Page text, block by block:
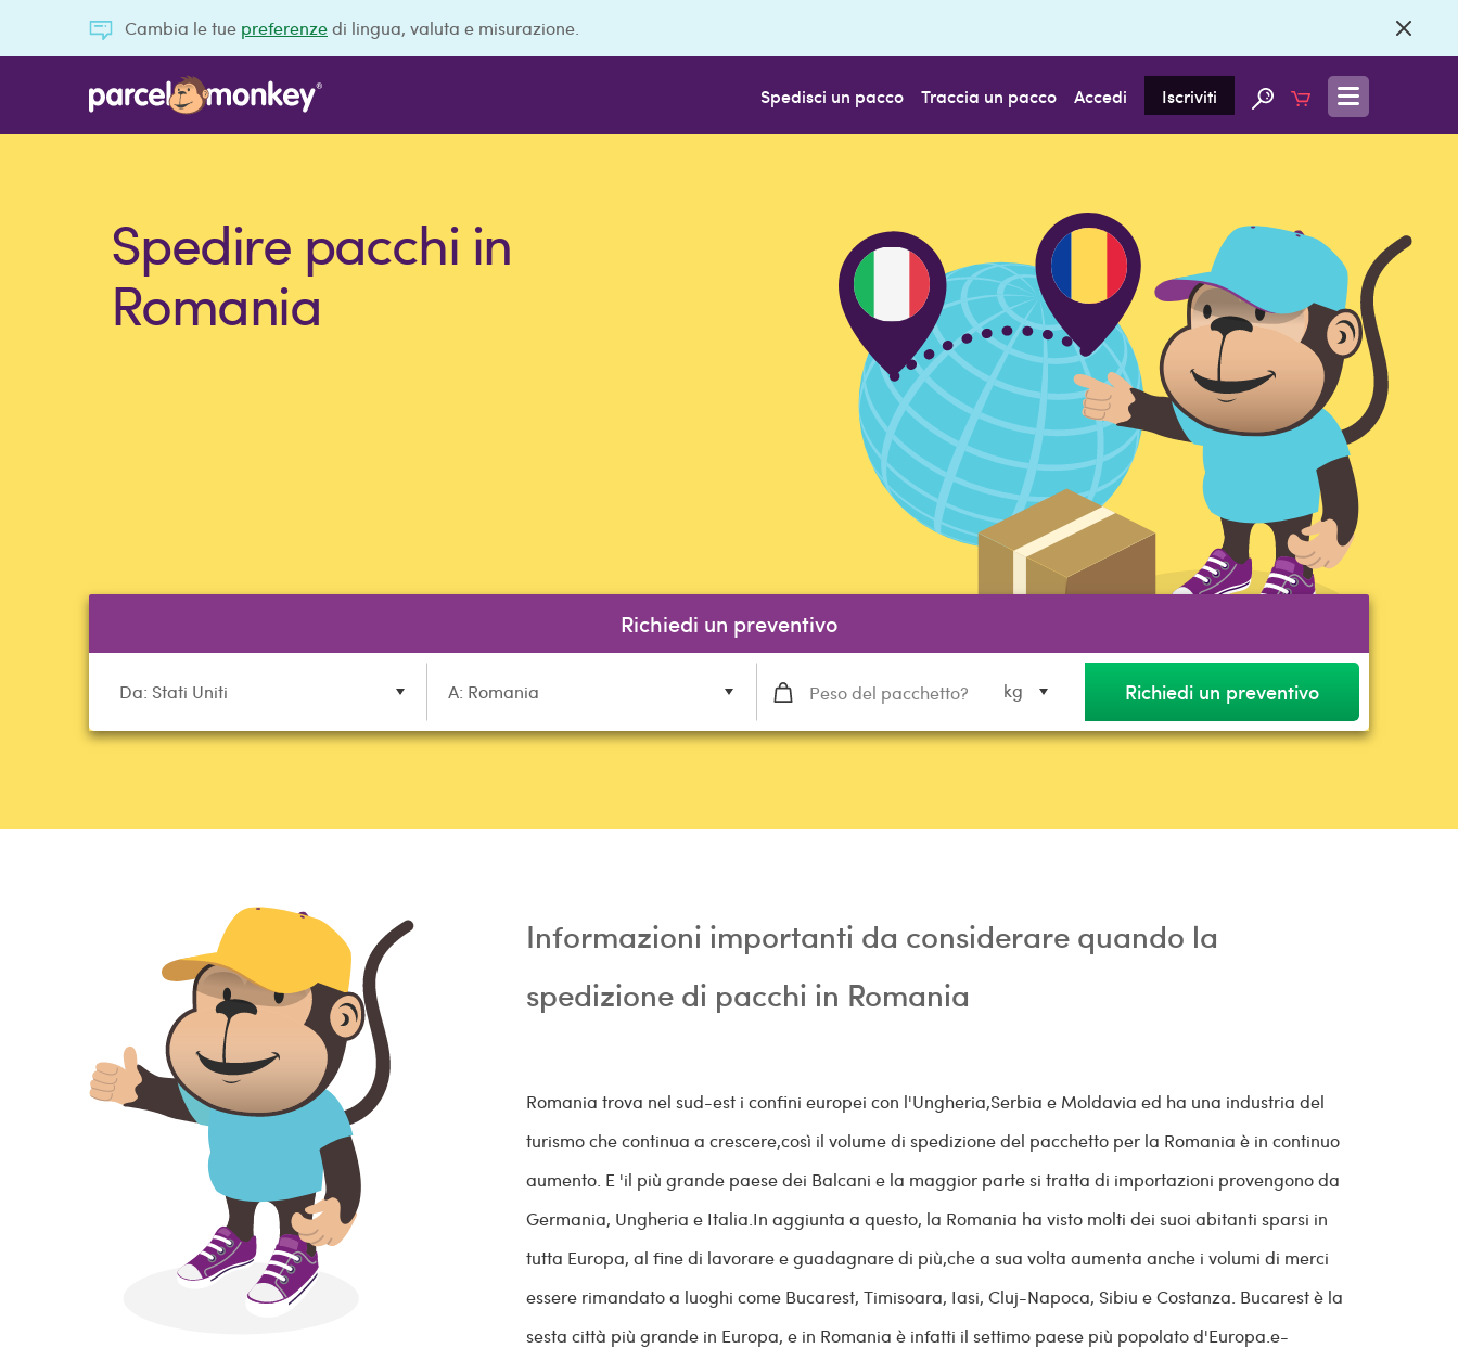
Cambia le tue preferenzedi lingua, valuta e misurazione.
Spedisci un pacco Traccia un pacco Accedi Iscriviti
Spedire pacchi in
Romania
Richiedi un preventivo
Da: Stati Uniti A: Romania kg Richiedi un preventivo
Informazioni importanti da considerare quando la
spedizione di pacchi in Romania
Romania trova nel sud-est i confini europei con l'Ungheria,Serbia e Moldavia ed ha una industria del
turismo che continua a crescere,così il volume di spedizione del pacchetto per la Romania è in continuo
aumento. E 'il più grande paese dei Balcani e la maggior parte si tratta di importazioni provengono da
Germania, Ungheria e Italia.In aggiunta a questo, la Romania ha visto molti dei suoi abitanti sparsi in
tutta Europa, al fine di lavorare e guadagnare di più,che a sua volta aumenta anche i volumi di merci
essere rimandato a luoghi come Bucarest, Timisoara, Iasi, Cluj-Napoca, Sibiu e Costanza. Bucarest è la
sesta città più grande in Europa, e in Romania è infatti il settimo paese più popolato d'Europa.e-